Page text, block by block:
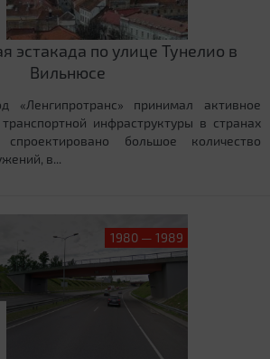
эстакада по улице Тунелио в
Вильнюсе
«Ленгипротранс» принимал активное
инфраструктуры в странах
большое количество
в...
1980 — 1989